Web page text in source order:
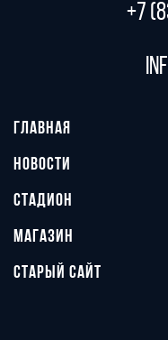
+7
ГЛАВНАЯ
НОВОСТИ
СТАДИОН
МАГАЗИН
СТАРЫЙ САЙТ